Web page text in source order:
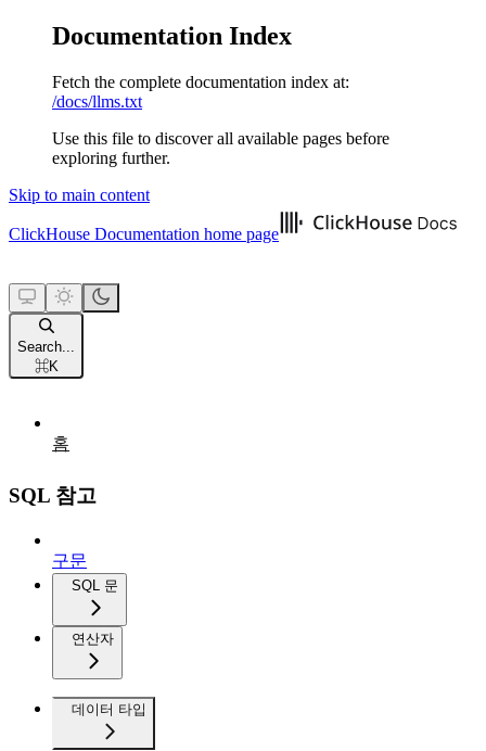
Documentation Index
Fetch the complete documentation index at:
/docs/llms.txt
Use this file to discover all available pages before
exploring further.
Skip to main content
ClickHouse Documentation home page
Search...
⌘K
홈
SQL 참고
구문
SQL 문
연산자
데이터 타입